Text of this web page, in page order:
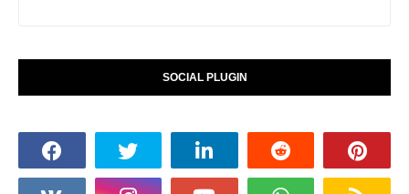
SOCIAL PLUGIN